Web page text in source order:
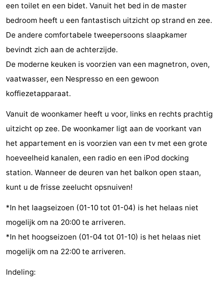
aan
Zee
Schoorlse
Duinen
-
Scorleduyn
Last
minutes
Strand
Zien
&
doen
Bezienswaardigheden
-
Musea
-
Monumenten
-
Kerken
-
Uitkijkpunten
Attracties
Speeltuinen
-
Minigolfbanen
Dorpen
een toilet en een bidet. Vanuit het bed in de master
bedroom heeft u een fantastisch uitzicht op strand en zee.
De andere comfortabele tweepersoons slaapkamer
bevindt zich aan de achterzijde.
De moderne keuken is voorzien van een magnetron, oven,
vaatwasser, een Nespresso en een gewoon
koffiezetapparaat.
Vanuit de woonkamer heeft u voor, links en rechts prachtig
uitzicht op zee. De woonkamer ligt aan de voorkant van
het appartement en is voorzien van een tv met een grote
hoeveelheid kanalen, een radio en een iPod docking
station. Wanneer de deuren van het balkon open staan,
kunt u de frisse zeelucht opsnuiven!
*In het laagseizoen (01-10 tot 01-04) is het helaas niet
mogelijk om na 20:00 te arriveren.
*In het hoogseizoen (01-04 tot 01-10) is het helaas niet
mogelijk om na 22:00 te arriveren.
Indeling: